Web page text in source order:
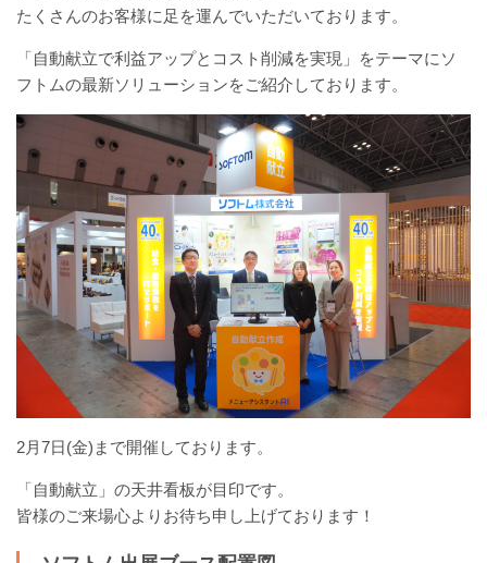
たくさんのお客様に足を運んでいただいております。
「自動献立で利益アップとコスト削減を実現」をテーマにソ
フトムの最新ソリューションをご紹介しております。
2月7日(金)まで開催しております。
「自動献立」の天井看板が目印です。
皆様のご来場心よりお待ち申し上げております！